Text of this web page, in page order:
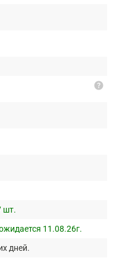
help
шт.
11.08.26г.
дней.